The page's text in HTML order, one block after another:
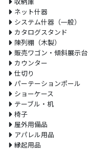
ネット什器
システム什器（一般）
カタログスタンド
陳列棚（木製）
販売ワゴン・傾斜展示台
カウンター
仕切り
パーテーションポール
ショーケース
テーブル・机
椅子
屋外用備品
アパレル用品
縁起用品